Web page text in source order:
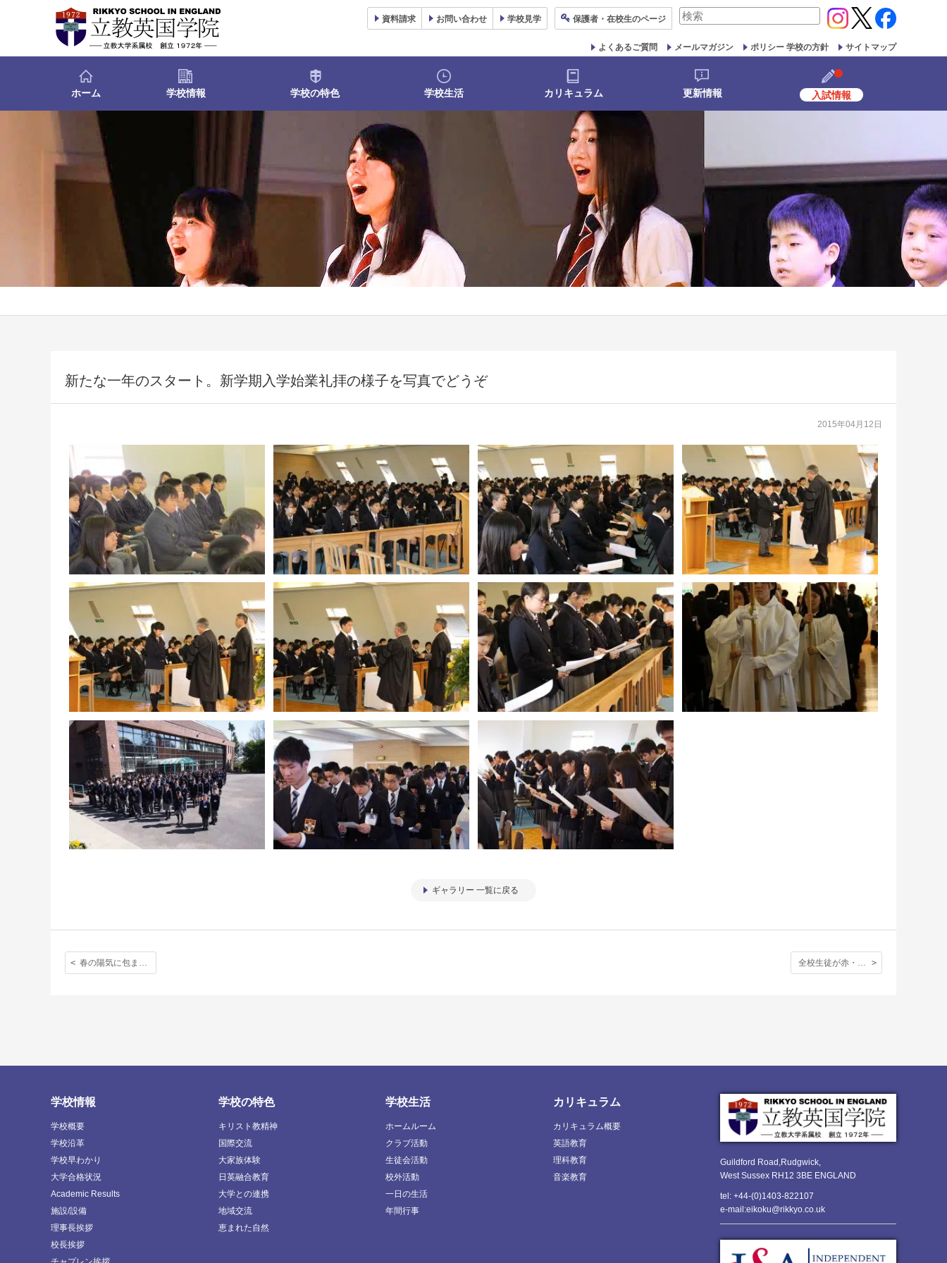
資料請求 お問い合わせ 学校見学 保護者 ・在校生のページ
検
対
象:
よくあるご質問 メールマガジン ポリシー 学校の方針 サイトマップ
ホーム 学校情報 学校の特色 学校生活 カリキュラム 更新情報 入試情報
新たな一年のスタート。新学期入学始業礼拝の様子を写真でどうぞ
2015年04月12日
ギャラリー 一覧に戻る
春の陽気に包まれた卒業式、そしてホームステイ出発の日の写真をどうぞ。 全校生徒が赤・青に分かれて競い合った球技大会。奮闘の様子を写真でどうぞ
Guildford Road,Rudgwick,
West Sussex RH12 3BE ENGLAND
tel: +44-(0)1403-822107
e-mail:eikoku@rikkyo.co.uk
学校情報
学校概要
学校沿革
学校早わかり
大学合格状況
Academic Results
施設/設備
理事長挨拶
校長挨拶
学校の特色
キリスト教精神
国際交流
大家族体験
日英融合教育
大学との連携
地域交流
恵まれた自然
学校生活
ホームルーム
クラブ活動
生徒会活動
校外活動
一日の生活
年間行事
カリキュラム
カリキュラム概要
英語教育
理科教育
音楽教育